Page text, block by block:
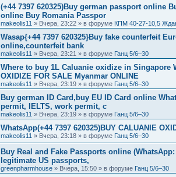
(+44 7397 620325)Buy german passport online
online Buy Romania Passpor
makeolis11 » Вчера, 23:22 » в форуме КПМ 40-27-10,5
Wasap{+44 7397 620325}Buy fake counterfeit
online,counterfeit bank
makeolis11 » Вчера, 23:21 » в форуме Ганц 5/6–30
Where to buy 1L Caluanie oxidize in Singapore
OXIDIZE FOR SALE Myanmar ONLINE
makeolis11 » Вчера, 23:19 » в форуме Ганц 5/6–30
Buy german ID Card,buy EU ID Card online
permit, IELTS, work permit, c
makeolis11 » Вчера, 23:19 » в форуме Ганц 5/6–30
WhatsApp(+44 7397 620325)BUY CALUANIE
makeolis11 » Вчера, 23:18 » в форуме Ганц 5/6–30
Buy Real and Fake Passports online
legitimate US passports,
greenpharmhouse » Вчера, 15:50 » в форуме Ганц 5/6–30